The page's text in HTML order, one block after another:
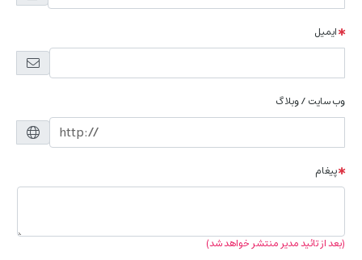
ایمیل
وب سایت / وبلاگ
پیغام
(بعد از تائید مدیر منتشر خواهد شد)